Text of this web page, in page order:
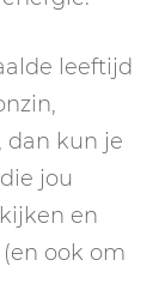
leeftijd
dan kun je
jou
en
ook om